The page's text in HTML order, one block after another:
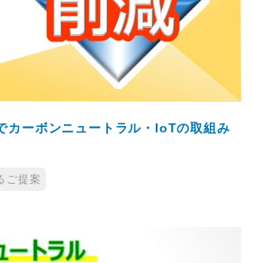
カーボンニュートラル・IoTの取組み
ご提案